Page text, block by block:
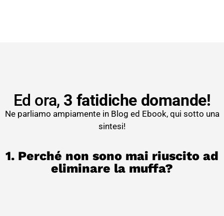
Ed ora, 3 fatidiche domande!
Ne parliamo ampiamente in Blog ed Ebook, qui sotto una
sintesi!
1. Perché non sono mai riuscito ad
eliminare la muffa?